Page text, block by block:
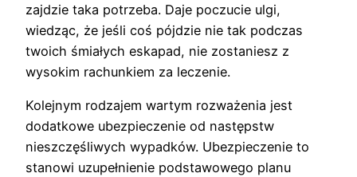
zajdzie taka potrzeba. Daje poczucie ulgi,
wiedząc, że jeśli coś pójdzie nie tak podczas
twoich śmiałych eskapad, nie zostaniesz z
wysokim rachunkiem za leczenie.
Kolejnym rodzajem wartym rozważenia jest
dodatkowe ubezpieczenie od następstw
nieszczęśliwych wypadków. Ubezpieczenie to
stanowi uzupełnienie podstawowego planu